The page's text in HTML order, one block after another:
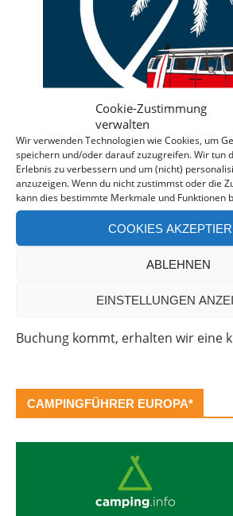
Cookie-Zustimmung
verwalten
Wir verwenden Technologien wie Cookies, um
speichern und/oder darauf zuzugreifen. Wir tun
Erlebnis zu verbessern und um (nicht)
anzuzeigen. Wenn du nicht zustimmst oder die
kann dies bestimmte Merkmale und Funktionen
COOKIES
ABLEHNEN
EINSTELLUNGEN
Deine individuelle Beratung bei
in Deutschland und Europa.
Bei einer Anfrage über diesen
Rabatt! *
Offenlegung: Die Anfrage bei der
Buchung kommt, erhalten wir eine
CAMPINGFÜHRER EUROPA*